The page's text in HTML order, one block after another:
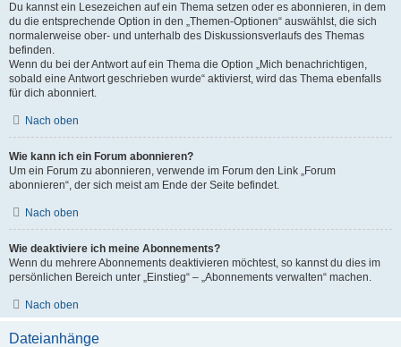
Du kannst ein Lesezeichen auf ein Thema setzen oder es abonnieren, in dem
du die entsprechende Option in den „Themen-Optionen“ auswählst, die sich
normalerweise ober- und unterhalb des Diskussionsverlaufs des Themas
befinden.
Wenn du bei der Antwort auf ein Thema die Option „Mich benachrichtigen,
sobald eine Antwort geschrieben wurde“ aktivierst, wird das Thema ebenfalls
für dich abonniert.
Nach oben
Wie kann ich ein Forum abonnieren?
Um ein Forum zu abonnieren, verwende im Forum den Link „Forum
abonnieren“, der sich meist am Ende der Seite befindet.
Nach oben
Wie deaktiviere ich meine Abonnements?
Wenn du mehrere Abonnements deaktivieren möchtest, so kannst du dies im
persönlichen Bereich unter „Einstieg“ – „Abonnements verwalten“ machen.
Nach oben
Dateianhänge